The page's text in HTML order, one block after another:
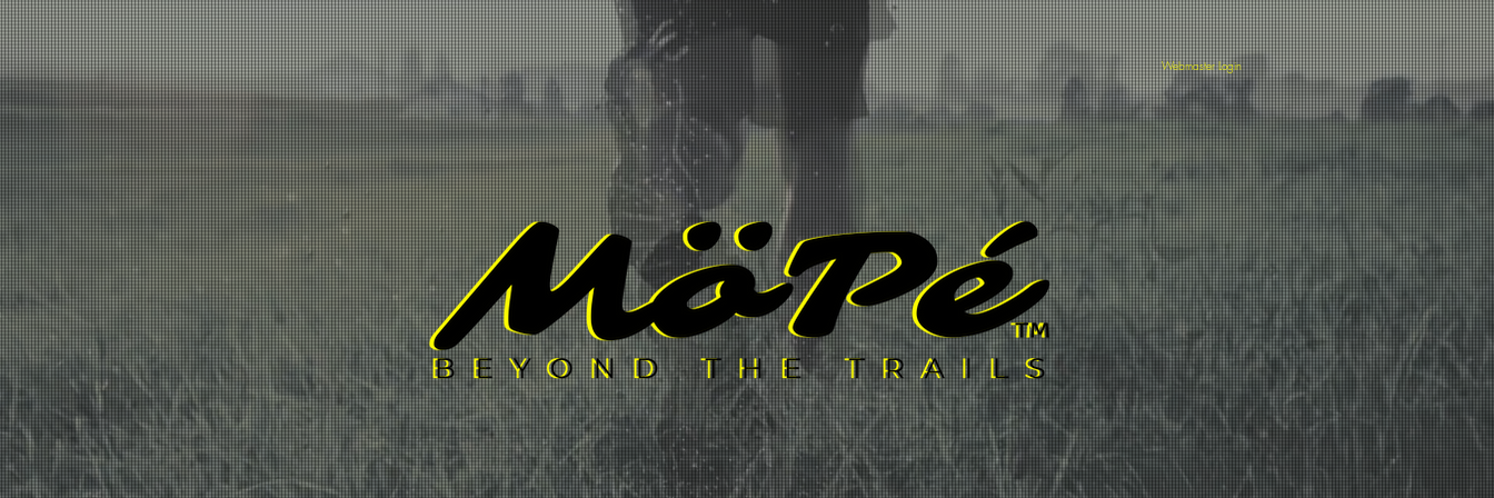
BOUTIQUE À PROPOS OÙ ACHETER ORGANISATION CONTACT MEMBRES
Webmaster Login